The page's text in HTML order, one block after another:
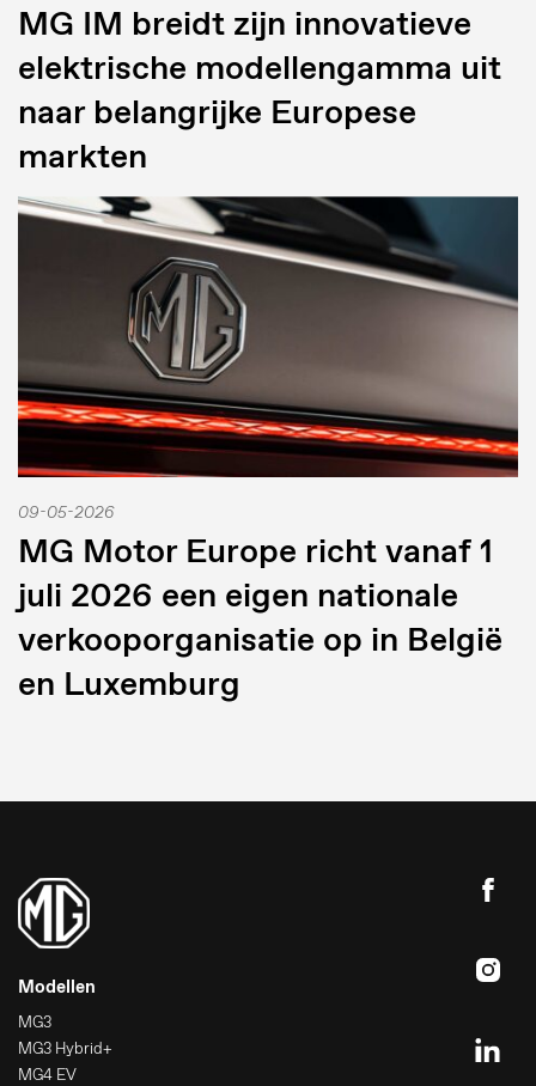
MG IM breidt zijn innovatieve
elektrische modellengamma uit
naar belangrijke Europese
markten
09-05-2026
MG Motor Europe richt vanaf 1
juli 2026 een eigen nationale
verkooporganisatie op in België
en Luxemburg
Modellen
MG3
MG3 Hybrid+
MG4 EV